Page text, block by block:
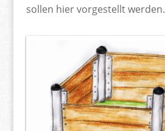
sollen hier vorgestellt werden.